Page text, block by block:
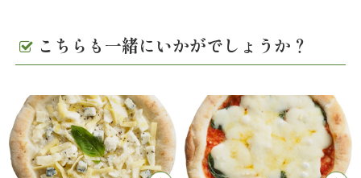
種
類
か
ら
こちらも一緒にいかがでしょうか？